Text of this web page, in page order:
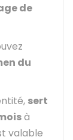
de
du
sert
à
valable